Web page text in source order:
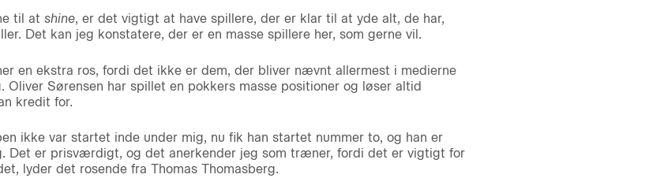
til at shine, er det vigtigt at have spillere, der er klar til at yde alt, de har,
Det kan jeg konstatere, der er en masse spillere her, som gerne vil.
en ekstra ros, fordi det ikke er dem, der bliver nævnt allermest i medierne
Oliver Sørensen har spillet en pokkers masse positioner og løser altid
kredit for.
ikke var startet inde under mig, nu fik han startet nummer to, og han er
Det er prisværdigt, og det anerkender jeg som træner, fordi det er vigtigt for
lyder det rosende fra Thomas Thomasberg.